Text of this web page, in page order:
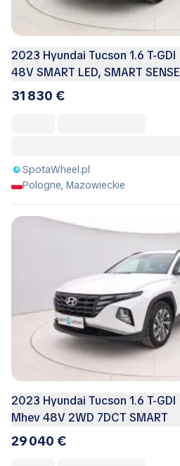
2023 Hyundai Tucson 1.6 T-GDI
48V SMART LED, SMART SENSE
31 830 €
SpotaWheel.pl
Pologne, Mazowieckie
2023 Hyundai Tucson 1.6 T-GDI
Mhev 48V 2WD 7DCT SMART
29 040 €